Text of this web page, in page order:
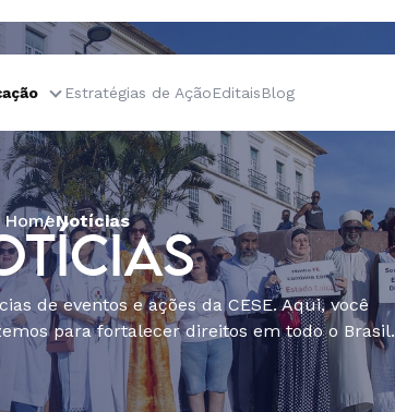
Estratégias de AçãoEditaisBlog
HomeNotícias
de eventos e ações da CESE. Aqui, você
para fortalecer direitos em todo o Brasil.